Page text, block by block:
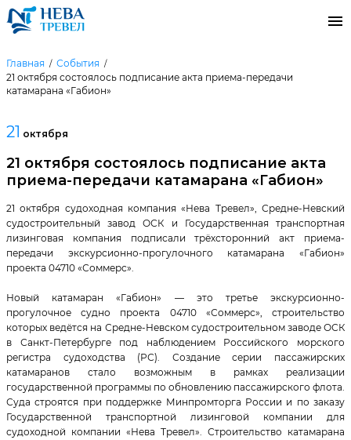
Главная
События
21 октября состоялось подписание акта приема-передачи
катамарана «Габион»
21 октября
21 октября состоялось подписание акта
приема-передачи катамарана «Габион»
21 октября судоходная компания «Нева Тревел», Средне-Невский
судостроительный завод ОСК и Государственная транспортная
лизинговая компания подписали трёхсторонний акт приема-
передачи экскурсионно-прогулочного катамарана «Габион»
проекта 04710 «Соммерс».
Новый катамаран «Габион» — это третье экскурсионно-
прогулочное судно проекта 04710 «Соммерс», строительство
которых ведётся на Средне-Невском судостроительном заводе ОСК
в Санкт-Петербурге под наблюдением Российского морского
регистра судоходства (РС). Создание серии пассажирских
катамаранов стало возможным в рамках реализации
государственной программы по обновлению пассажирского флота.
Суда строятся при поддержке Минпромторга России и по заказу
Государственной транспортной лизинговой компании для
судоходной компании «Нева Тревел». Строительство катамарана